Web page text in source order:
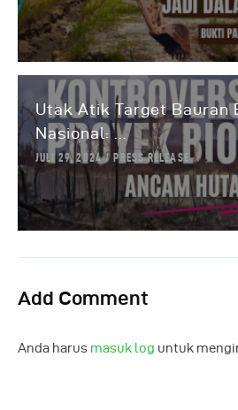
Utak Atik Target Bauran
Nasional: ...
JULI 29, 2024 PRESS RELEASE
Add Comment
Anda harus masuk log untuk